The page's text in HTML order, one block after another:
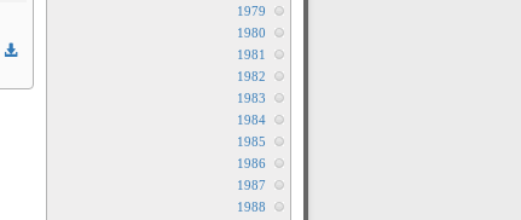
1979
1980
1981
1982
1983
1984
1985
1986
1987
1988